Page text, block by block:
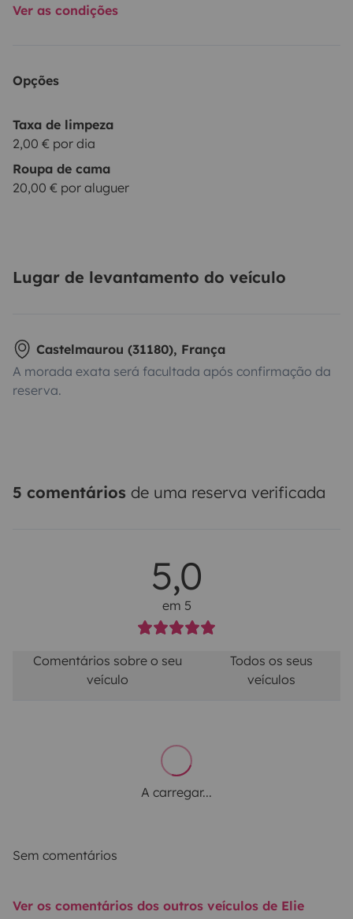
Ver as condições
Opções
Taxa de limpeza
2,00 € por dia
Roupa de cama
20,00 € por aluguer
Lugar de levantamento do veículo
Castelmaurou (31180), França
A morada exata será facultada após confirmação da
reserva.
5 comentários de uma reserva verificada
5,0
em 5
Comentários sobre o seu
veículo
Todos os seus
veículos
A carregar...
Sem comentários
Ver os comentários dos outros veículos de Elie